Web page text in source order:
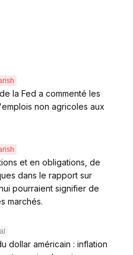
la Fed a commenté les
non agricoles aux
et en obligations, de
dans le rapport sur
pourraient signifier de
marchés.
dollar américain : inflation